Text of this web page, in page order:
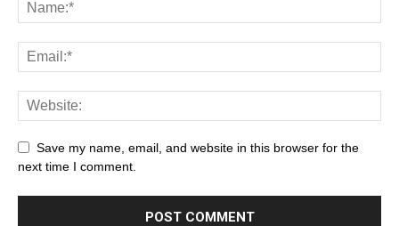
Save my name, email, and website in this browser for the
next time I comment.